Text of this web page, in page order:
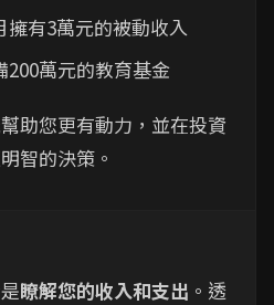
擁有3萬元的被動收入
200萬元的教育基金
助您更有動力，並在投資
智的決策。
瞭解您的收入和支出 。透